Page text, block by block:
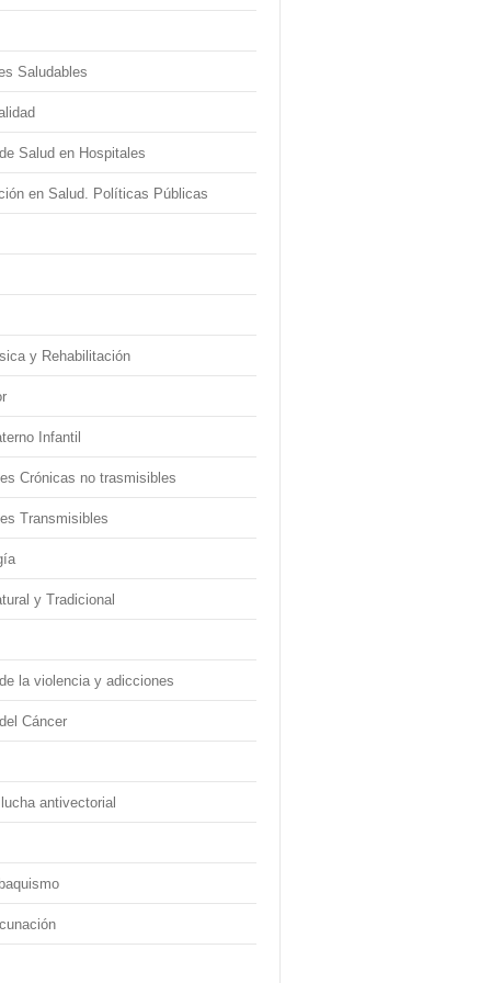
Saludables
Salud en Hospitales
en Salud. Políticas Públicas
y Rehabilitación
Infantil
Crónicas no trasmisibles
Transmisibles
y Tradicional
la violencia y adicciones
Cáncer
antivectorial